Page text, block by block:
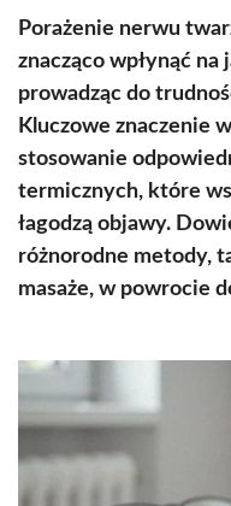
Porażenie nerwu
znacząco wpłynąć
prowadząc do
Kluczowe znaczenie
stosowanie
termicznych, które
łagodzą objawy.
różnorodne metody,
masaże, w powrocie